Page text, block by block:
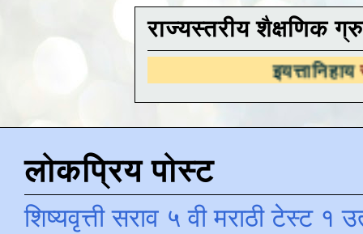
राज्यस्तरीय शैक्षणिक
राज्यस्तरीय
लोकप्रिय पोस्ट
शिष्यवृत्ती सराव ५ वी मराठी टेस्ट १